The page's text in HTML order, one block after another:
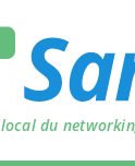
du